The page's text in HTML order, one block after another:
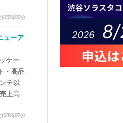
時00分
ューア
ケー
・高品
チ以
上高
時00分